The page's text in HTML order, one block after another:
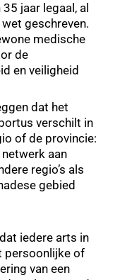
jaar legaal, al
geschreven.
medische
de
en veiligheid
dat het
verschilt in
of de provincie:
aan
regio’s als
gebied
iedere arts in
persoonlijke of
van een